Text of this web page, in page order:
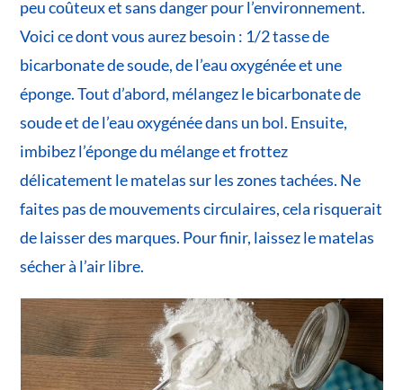
peu coûteux et sans danger pour l’environnement.
Voici ce dont vous aurez besoin : 1/2 tasse de
bicarbonate de soude, de l’eau oxygénée et une
éponge. Tout d’abord, mélangez le bicarbonate de
soude et de l’eau oxygénée dans un bol. Ensuite,
imbibez l’éponge du mélange et frottez
délicatement le matelas sur les zones tachées. Ne
faites pas de mouvements circulaires, cela risquerait
de laisser des marques. Pour finir, laissez le matelas
sécher à l’air libre.